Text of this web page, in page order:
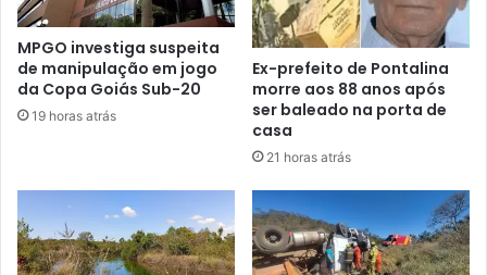
MPGO investiga suspeita
de manipulação em jogo
da Copa Goiás Sub-20
19 horas atrás
Ex-prefeito de Pontalina
morre aos 88 anos após
ser baleado na porta de
casa
21 horas atrás